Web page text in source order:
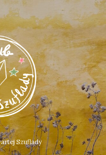
Szuflady